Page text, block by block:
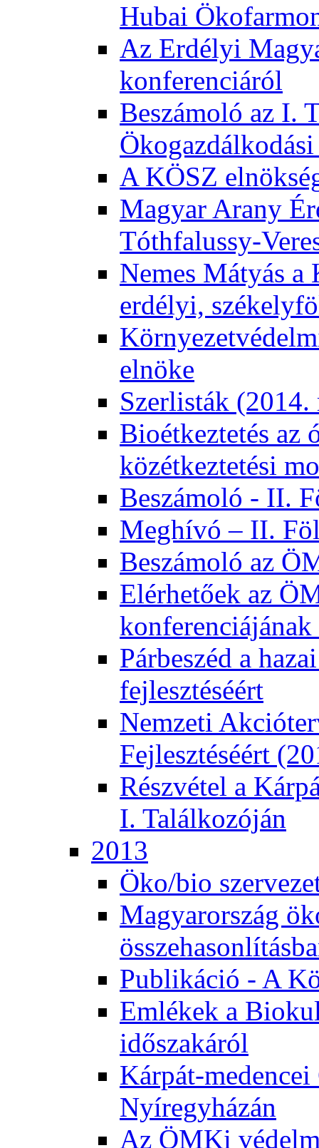
Hubai
Az Erdélyi
konferenciáról
Beszámoló az I.
A KÖSZ
Magyar Arany
Tóthfalussy-
Nemes Mátyás a
erdélyi,
elnöke
Szerlisták (2014.
Bioétkeztetés az
közétkeztetési
Beszámoló - II.
Meghívó – II.
Beszámoló az
Elérhetőek az
konferenciájának
Párbeszéd a
fejlesztéséért
Nemzeti
Fejlesztéséért
Részvétel a
I. Találkozóján
2013
Öko/bio
Magyarország
Publikáció - A
Emlékek a
időszakáról
Kárpát-
Nyíregyházán
Az ÖMKi